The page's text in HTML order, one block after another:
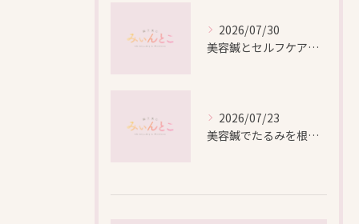
2026/07/30
美容鍼とセルフケアで叶える愛知県名古屋市北区米が瀬町の新しい美しさ
2026/07/23
美容鍼でたるみを根本から改善し自然なリフトアップを叶える方法